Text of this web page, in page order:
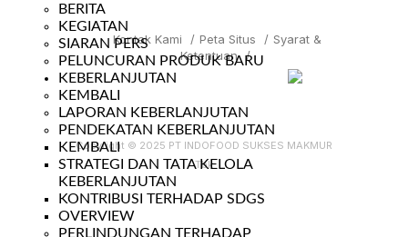
BERITA
KEGIATAN
SIARAN PERS
PELUNCURAN PRODUK BARU
KEBERLANJUTAN
KEMBALI
LAPORAN KEBERLANJUTAN
PENDEKATAN KEBERLANJUTAN
KEMBALI
STRATEGI DAN TATA KELOLA
KEBERLANJUTAN
KONTRIBUSI TERHADAP SDGS
OVERVIEW
PERLINDUNGAN TERHADAP
Kontak Kami / Peta Situs / Syarat &
Ketentuan /
Copyright © 2025 PT INDOFOOD SUKSES MAKMUR
Tbk